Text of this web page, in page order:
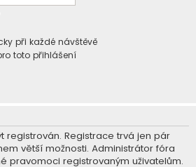
při každé návštěvě
toto přihlášení
registrován. Registrace trvá jen pár
větší možnosti. Administrátor fóra
pravomoci registrovaným uživatelům.